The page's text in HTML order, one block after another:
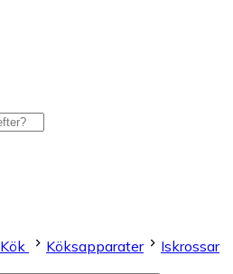
Kök Köksapparater
Iskrossar